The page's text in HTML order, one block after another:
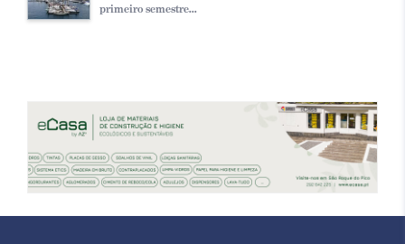
primeiro semestre...